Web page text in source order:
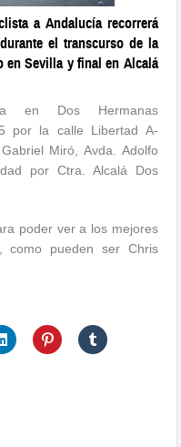
a Andalucía recorrerá
el transcurso de la
en Sevilla y final en Alcalá
en Dos Hermanas
por la calle Libertad A-
Miró, Avda. Adolfo
por Ctra. Alcalá Dos
poder ver a los mejores
como pueden ser Chris